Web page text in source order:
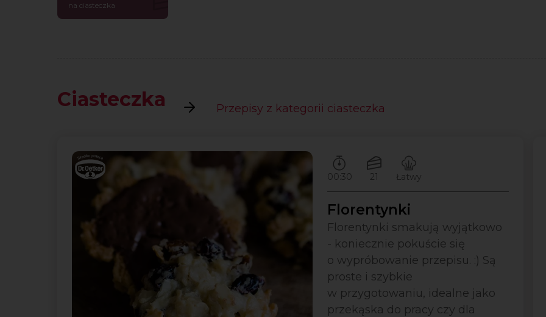
na ciasteczka
Ciasteczka Przepisy z kategorii ciasteczka
Czas przygotowywania:
00:30
Ilość porcji:
21
Poziom trudności:
Łatwy
Florentynki
Florentynki smakują wyjątkowo
- koniecznie pokuście się
o wypróbowanie przepisu. :) Są
proste i szybkie
w przygotowaniu, idealne jako
przekąska do pracy czy dla